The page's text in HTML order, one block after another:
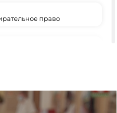
право